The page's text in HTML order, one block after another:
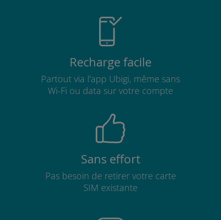
Recharge facile
Partout via l'app Ubigi, même sans
Wi-Fi ou data sur votre compte
Sans effort
Pas besoin de retirer votre carte
SIM existante